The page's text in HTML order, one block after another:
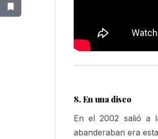
8. En una disco
En el 2002 salió a
abanderaban era